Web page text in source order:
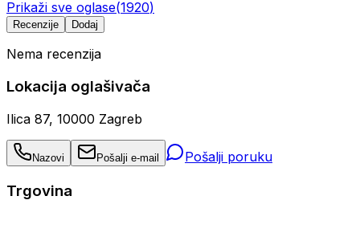
Prikaži sve oglase(1920)
Recenzije Dodaj
Nema recenzija
Lokacija oglašivača
Ilica 87, 10000 Zagreb
Nazovi Pošalji e-mail Pošalji poruku
Trgovina